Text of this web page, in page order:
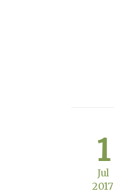
1
Jul
2017